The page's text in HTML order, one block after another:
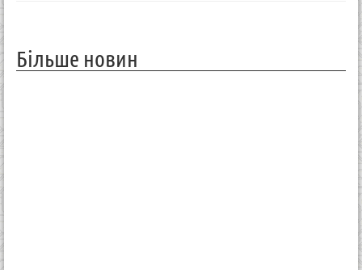
Більше новин